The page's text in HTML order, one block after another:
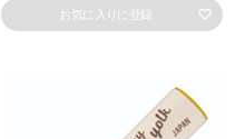
お気に入りに登録